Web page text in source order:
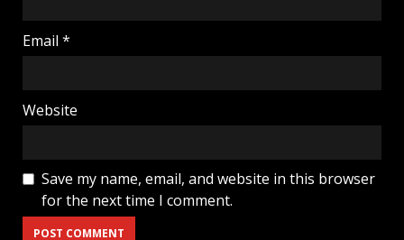
Email *
Website
Save my name, email, and website in this browser
for the next time I comment.